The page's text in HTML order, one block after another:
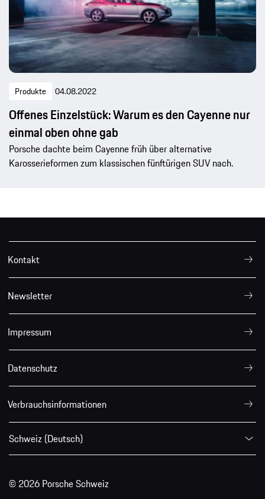
Produkte 04.08.2022
Offenes Einzelstück: Warum es den Cayenne nur
einmal oben ohne gab
Porsche dachte beim Cayenne früh über alternative
Karosserieformen zum klassischen fünftürigen SUV nach.
Kontakt
Newsletter
Impressum
Datenschutz
Verbrauchsinformationen
Schweiz (Deutsch)
© 2026 Porsche Schweiz